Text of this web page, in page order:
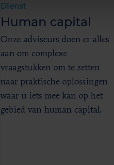
Dienst
Human capital
Onze adviseurs doen er alles
aan om complexe
vraagstukken om te zetten
naar praktische oplossingen
waar u iets mee kan op het
gebied van human capital.